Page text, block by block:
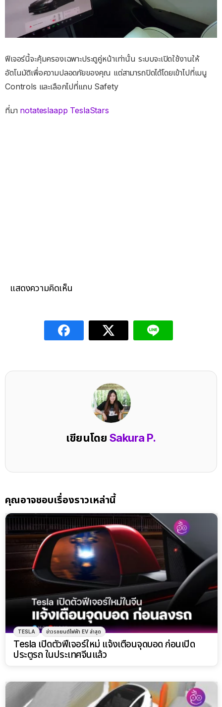
ฟีเจอร์นี้จะคุ้มครองเฉพาะประตูคู่หน้าเท่านั้น ระบบจะเปิดใช้งานให้
อัตโนมัติเพื่อความปลอดภัยของคุณ แต่สามารถปิดได้โดยเข้าไปที่เมนู
Controls และเลือกไปที่แถบ Safety
ที่มา notateslaapp TeslaStars
แสดงความคิดเห็น
เขียนโดย Sakura P.
คุณอาจชอบเรื่องราวเหล่านี้
TESLA ข่าวรถยนต์ไฟฟ้า EV ล่าสุด
Tesla เปิดตัวฟีเจอร์ใหม่ แจ้งเตือนจุดบอด ก่อนเปิด
ประตูรถ ในประเทศจีนแล้ว